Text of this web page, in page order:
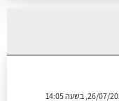
2026, בשעה 14:05